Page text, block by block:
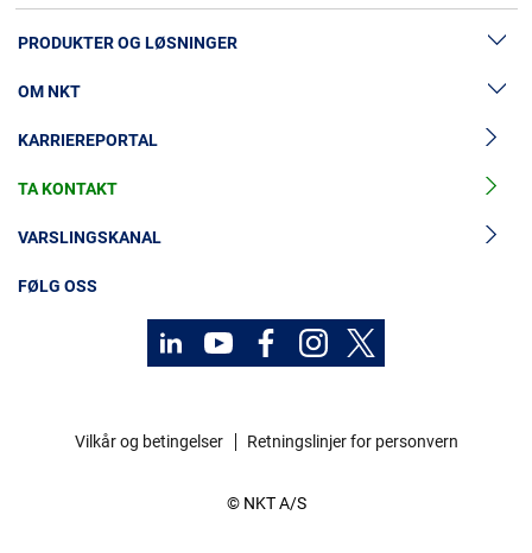
Karriere
PRODUKTER OG LØSNINGER
Lavspenningskabler
Mellomspenningskabler
Mellomspenningskabeltilbehør
Høyspenningskabelløsninger
OM NKT
Nyheter og presse
Vår historie
Investorer
Bærekraft
KARRIEREPORTAL
TA KONTAKT
VARSLINGSKANAL
FØLG OSS
© NKT A/S
Vilkår og betingelser Retningslinjer for personvern